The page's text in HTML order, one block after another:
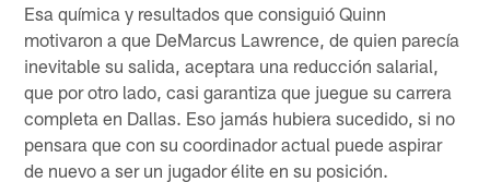
Esa química y resultados que consiguió Quinn
motivaron a que DeMarcus Lawrence, de quien parecía
inevitable su salida, aceptara una reducción salarial,
que por otro lado, casi garantiza que juegue su carrera
completa en Dallas. Eso jamás hubiera sucedido, si no
pensara que con su coordinador actual puede aspirar
de nuevo a ser un jugador élite en su posición.